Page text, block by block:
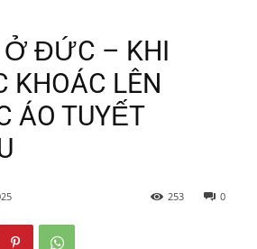
Ở ĐỨC – KHI
LÊN
ÁO TUYẾT
0
253